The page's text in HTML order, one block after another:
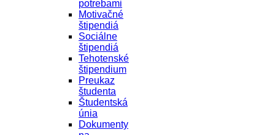
potrebami
Motivačné
štipendiá
Sociálne
štipendiá
Tehotenské
štipendium
Preukaz
študenta
Študentská
únia
Dokumenty